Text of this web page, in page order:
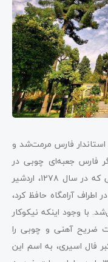
توسط استاندار فارس مرمت‌شد و
دیگر فارس جعبه‌ای چوبی در
اطراف مقبره ساخته‌شد. به دنبال آن، زمانی که در سال ۱۲۷۸، اردشیر
آرامگاه حافظ کرد،
با وجود اینکه نیکوکار
ضریح آهنی و چوبی را
فال اسیری، به اسم این